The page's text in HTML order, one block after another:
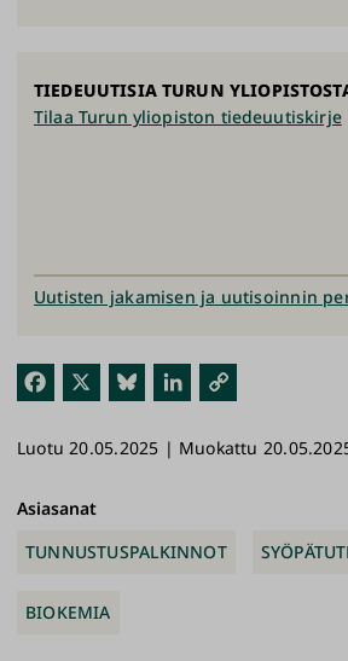
Fac
ok
Blu
y
Link
n
link
TIEDEUUTISIA TURUN
Tilaa Turun yliopiston tiedeuutiskirje
Uutisten jakamisen ja uutisoinnin
Luotu 20.05.2025 | Muokattu
Asiasanat
TUNNUSTUSPALKINNOT
BIOKEMIA